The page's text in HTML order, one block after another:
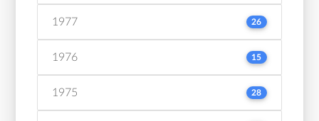
1977 26
1976 15
1975 28